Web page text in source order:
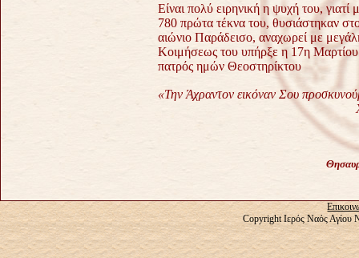
Είναι πολύ ειρηνική η ψυχή του,
780 πρώτα τέκνα του, θυσιάστηκαν
αιώνιο Παράδεισο, αναχωρεί με
Κοιμήσεως του υπήρξε η 17η
πατρός ημών Θεοστηρίκτου
«Την Άχραντον εικόναν Σου
Copyright Ιερός Ναός Αγίου